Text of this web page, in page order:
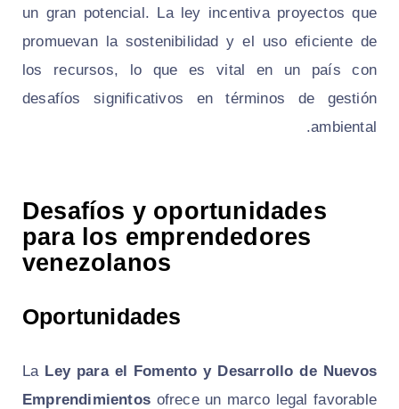
un gran potencial. La ley incentiva proyectos que
promuevan la sostenibilidad y el uso eficiente de
los recursos, lo que es vital en un país con
desafíos significativos en términos de gestión
ambiental.
Desafíos y oportunidades
para los emprendedores
venezolanos
Oportunidades
La Ley para el Fomento y Desarrollo de Nuevos
Emprendimientos ofrece un marco legal favorable